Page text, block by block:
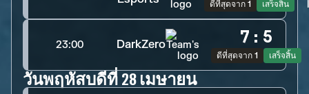
ดีที่สุดจาก 1 เสร็จสิ้น
23:00 DarkZero 7 : 5
ดีที่สุดจาก 1 เสร็จสิ้น
วันพฤหัสบดีที่ 28 เมษายน